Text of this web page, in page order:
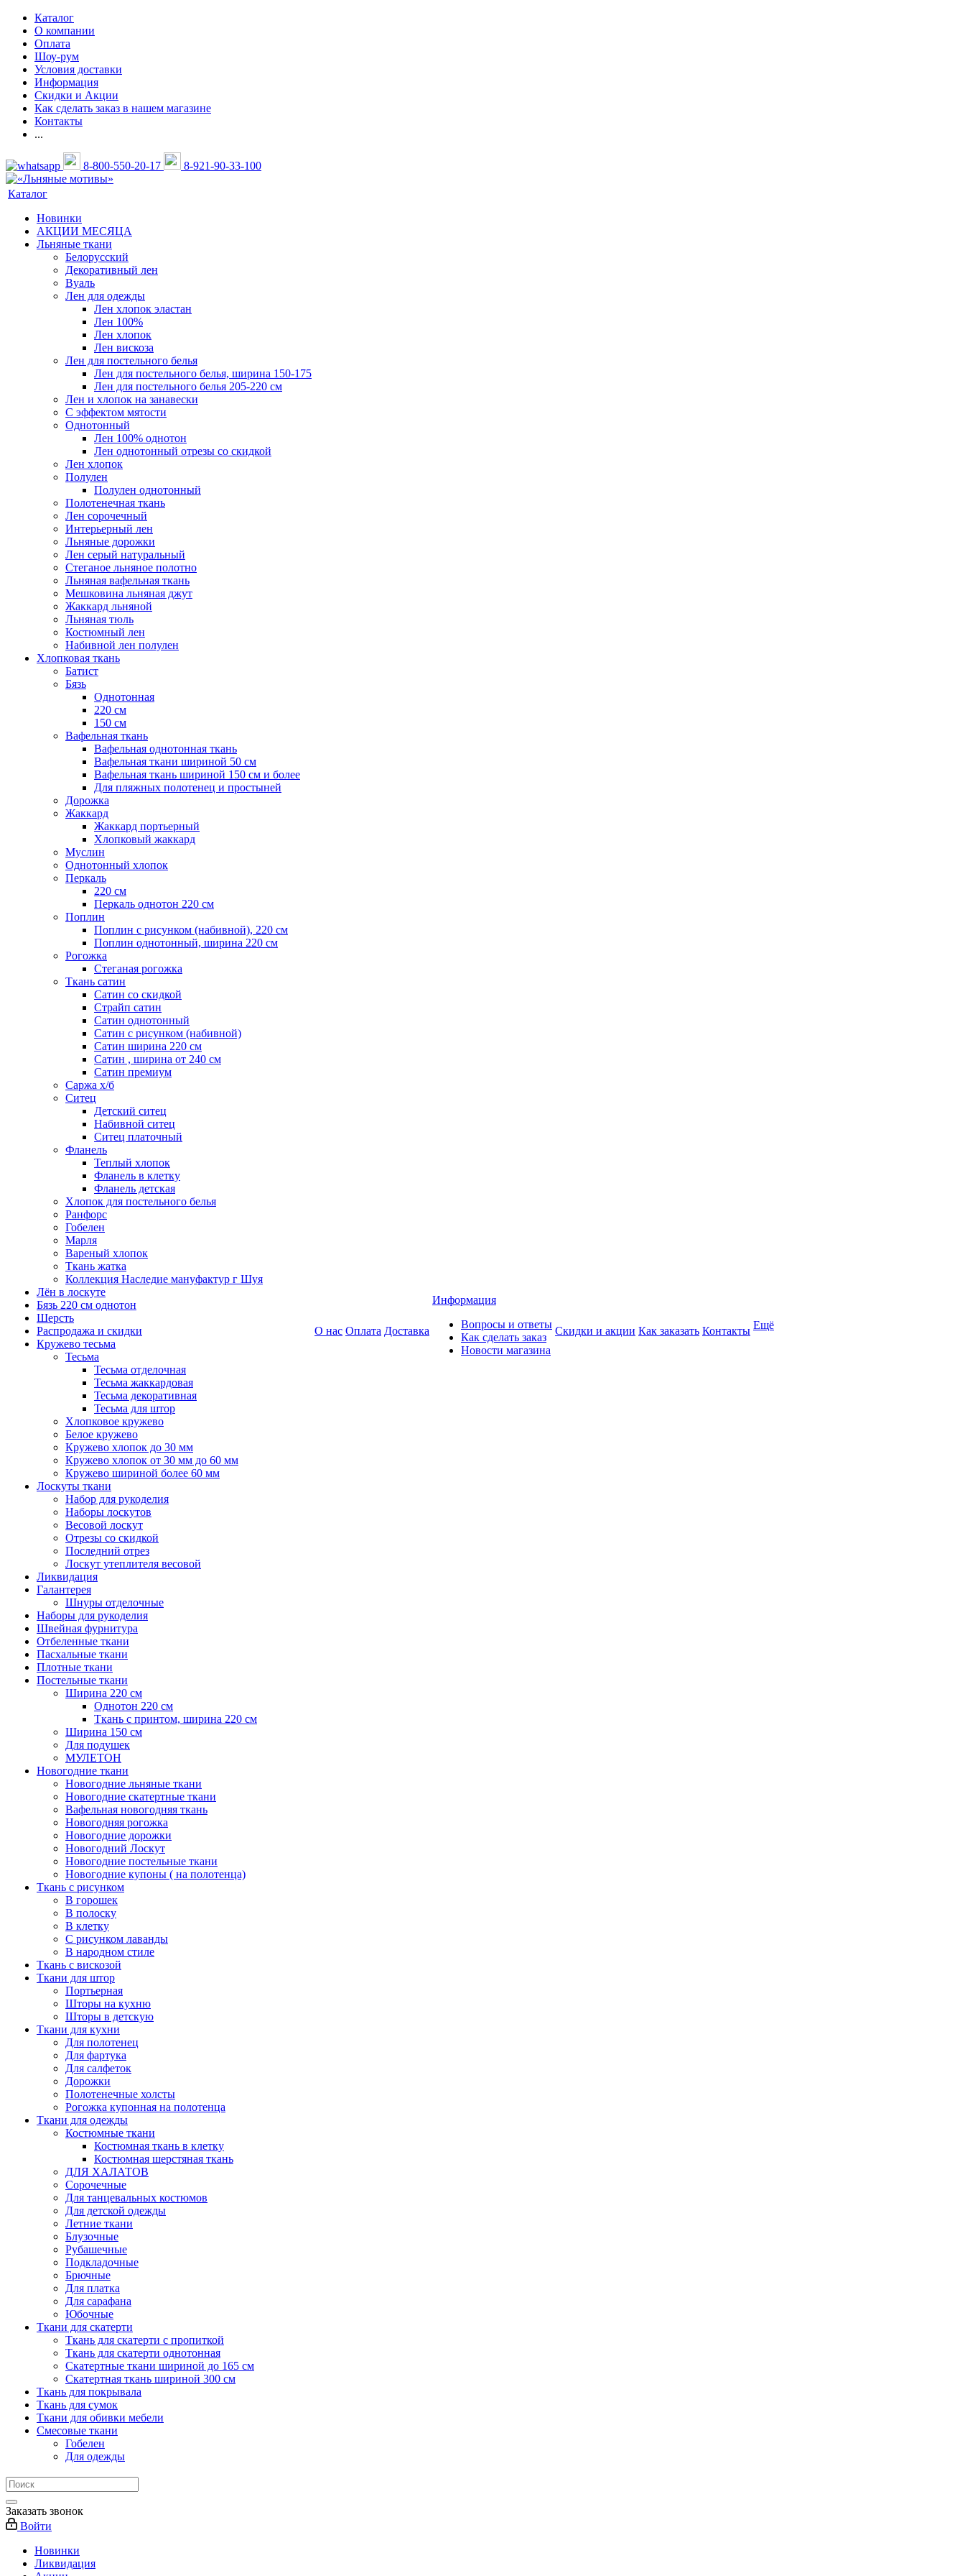
Каталог
О компании
Оплата
Шоу-рум
Условия доставки
Информация
Скидки и Акции
Как сделать заказ в нашем магазине
Контакты
...
8-800-550-20-17 8-921-90-33-100
Каталог
Новинки
АКЦИИ МЕСЯЦА
Льняные ткани
Белорусский
Декоративный лен
Вуаль
Лен для одежды
Лен хлопок эластан
Лен 100%
Лен хлопок
Лен вискоза
Лен для постельного белья
Лен для постельного белья, ширина 150-175
Лен для постельного белья 205-220 см
Лен и хлопок на занавески
С эффектом мятости
Однотонный
Лен 100% однотон
Лен однотонный отрезы со скидкой
Лен хлопок
Полулен
Полулен однотонный
Полотенечная ткань
Лен сорочечный
Интерьерный лен
Льняные дорожки
Лен серый натуральный
Стеганое льняное полотно
Льняная вафельная ткань
Мешковина льняная джут
Жаккард льняной
Льняная тюль
Костюмный лен
Набивной лен полулен
Хлопковая ткань
Батист
Бязь
Однотонная
220 см
150 см
Вафельная ткань
Вафельная однотонная ткань
Вафельная ткани шириной 50 см
Вафельная ткань шириной 150 см и более
Для пляжных полотенец и простыней
Дорожка
Жаккард
Жаккард портьерный
Хлопковый жаккард
Муслин
Однотонный хлопок
Перкаль
220 см
Перкаль однотон 220 см
Поплин
Поплин с рисунком (набивной), 220 см
Поплин однотонный, ширина 220 см
Рогожка
Стеганая рогожка
Ткань сатин
Сатин со скидкой
Страйп сатин
Сатин однотонный
Сатин с рисунком (набивной)
Сатин ширина 220 см
Сатин , ширина от 240 см
Сатин премиум
Саржа х/б
Ситец
Детский ситец
Набивной ситец
Ситец платочный
Фланель
Теплый хлопок
Фланель в клетку
Фланель детская
Хлопок для постельного белья
Ранфорс
Гобелен
Марля
Вареный хлопок
Ткань жатка
Коллекция Наследие мануфактур г Шуя
Лён в лоскуте
Бязь 220 см однотон
Шерсть
Распродажа и скидки
Кружево тесьма
Тесьма
Тесьма отделочная
Тесьма жаккардовая
Тесьма декоративная
Тесьма для штор
Хлопковое кружево
Белое кружево
Кружево хлопок до 30 мм
Кружево хлопок от 30 мм до 60 мм
Кружево шириной более 60 мм
Лоскуты ткани
Набор для рукоделия
Наборы лоскутов
Весовой лоскут
Отрезы со скидкой
Последний отрез
Лоскут утеплителя весовой
Ликвидация
Галантерея
Шнуры отделочные
Наборы для рукоделия
Швейная фурнитура
Отбеленные ткани
Пасхальные ткани
Плотные ткани
Постельные ткани
Ширина 220 см
Однотон 220 см
Ткань с принтом, ширина 220 см
Ширина 150 см
Для подушек
МУЛЕТОН
Новогодние ткани
Новогодние льняные ткани
Новогодние скатертные ткани
Вафельная новогодняя ткань
Новогодняя рогожка
Новогодние дорожки
Новогодний Лоскут
Новогодние постельные ткани
Новогодние купоны ( на полотенца)
Ткань с рисунком
В горошек
В полоску
В клетку
С рисунком лаванды
В народном стиле
Ткань с вискозой
Ткани для штор
Портьерная
Шторы на кухню
Шторы в детскую
Ткани для кухни
Для полотенец
Для фартука
Для салфеток
Дорожки
Полотенечные холсты
Рогожка купонная на полотенца
Ткани для одежды
Костюмные ткани
Костюмная ткань в клетку
Костюмная шерстяная ткань
ДЛЯ ХАЛАТОВ
Сорочечные
Для танцевальных костюмов
Для детской одежды
Летние ткани
Блузочные
Рубашечные
Подкладочные
Брючные
Для платка
Для сарафана
Юбочные
Ткани для скатерти
Ткань для скатерти с пропиткой
Ткань для скатерти однотонная
Скатертные ткани шириной до 165 см
Скатертная ткань шириной 300 см
Ткань для покрывала
Ткань для сумок
Ткани для обивки мебели
Смесовые ткани
Гобелен
Для одежды
О нас Оплата Доставка
Информация
Вопросы и ответы
Как сделать заказ
Новости магазина
Скидки и акции Как заказать Контакты Ещё
Заказать звонок
Войти
Новинки
Ликвидация